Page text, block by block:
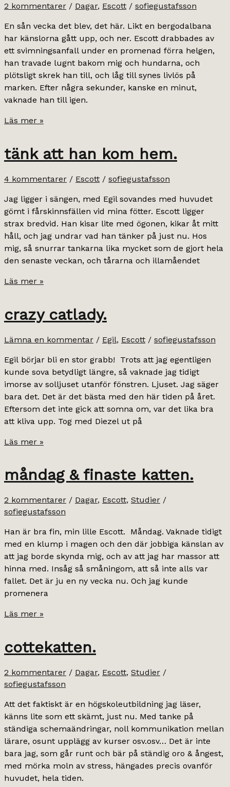
2 kommentarer / Dagar, Escott / sofiegustafsson
En sån vecka det blev, det här. Likt en bergodalbana
har känslorna gått upp, och ner. Escott drabbades av
ett svimningsanfall under en promenad förra helgen,
han travade lugnt bakom mig och hundarna, och
plötsligt skrek han till, och låg till synes livlös på
marken. Efter några sekunder, kanske en minut,
vaknade han till igen.
omtumlande.
Läs mer »
tänk att han kom hem.
4 kommentarer / Escott / sofiegustafsson
Jag ligger i sängen, med Egil sovandes med huvudet
gömt i fårskinnsfällen vid mina fötter. Escott ligger
strax bredvid. Han kisar lite med ögonen, kikar åt mitt
håll, och jag undrar vad han tänker på just nu. Hos
mig, så snurrar tankarna lika mycket som de gjort hela
den senaste veckan, och tårarna och illamåendet
tänk
kom
Läs mer »
crazy catlady.
Lämna en kommentar / Egil, Escott / sofiegustafsson
Egil börjar bli en stor grabb! Trots att jag egentligen
kunde sova betydligt längre, så vaknade jag tidigt
imorse av solljuset utanför fönstren. Ljuset. Jag säger
bara det. Det är det bästa med den här tiden på året.
Eftersom det inte gick att somna om, var det lika bra
att kliva upp. Tog med Diezel ut på
crazy
Läs mer »
måndag & finaste katten.
2 kommentarer / Dagar, Escott, Studier /
sofiegustafsson
Han är bra fin, min lille Escott. Måndag. Vaknade tidigt
med en klump i magen och den där jobbiga känslan av
att jag borde skynda mig, och av att jag har massor att
hinna med. Insåg så småningom, att så inte alls var
fallet. Det är ju en ny vecka nu. Och jag kunde
promenera
måndag
katten.
Läs mer »
cottekatten.
2 kommentarer / Dagar, Escott, Studier /
sofiegustafsson
Att det faktiskt är en högskoleutbildning jag läser,
känns lite som ett skämt, just nu. Med tanke på
ständiga schemaändringar, noll kommunikation mellan
lärare, osunt upplägg av kurser osv.osv… Det är inte
bara jag, som går runt och bär på ständig oro & ångest,
med mörka moln av stress, hängades precis ovanför
huvudet, hela tiden.